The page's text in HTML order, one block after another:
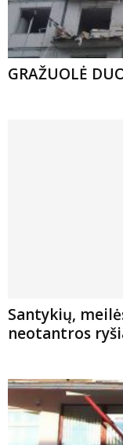
GRAŽUOLĖ
Santykių,
neotantros